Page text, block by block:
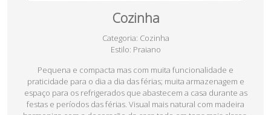
Cozinha
Categoria: Cozinha
Estilo: Praiano
Pequena e compacta mas com muita funcionalidade e
praticidade para o dia a dia das férias; muita armazenagem e
espaço para os refrigerados que abastecem a casa durante as
festas e períodos das férias. Visual mais natural com madeira